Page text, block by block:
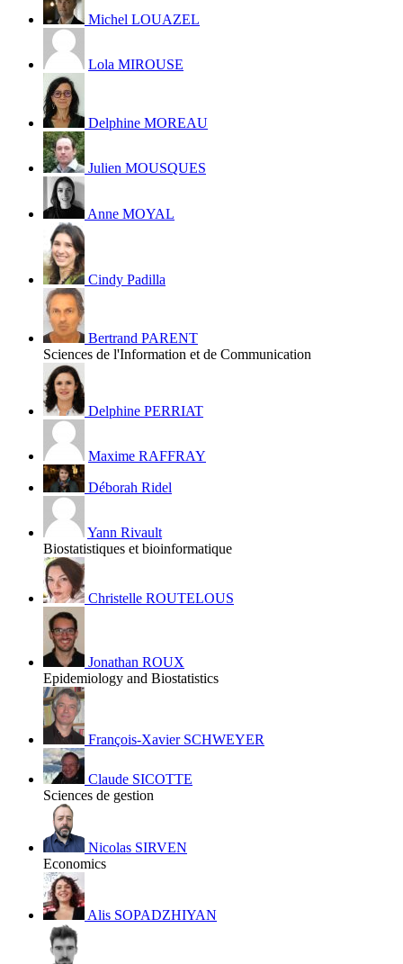
Michel LOUAZEL
Lola MIROUSE
Delphine MOREAU
Julien MOUSQUES
Anne MOYAL
Cindy Padilla
Bertrand PARENT
Sciences de l'Information et de Communication
Delphine PERRIAT
Maxime RAFFRAY
Déborah Ridel
Yann Rivault
Biostatistiques et bioinformatique
Christelle ROUTELOUS
Jonathan ROUX
Epidemiology and Biostatistics
François-Xavier SCHWEYER
Claude SICOTTE
Sciences de gestion
Nicolas SIRVEN
Economics
Alis SOPADZHIYAN